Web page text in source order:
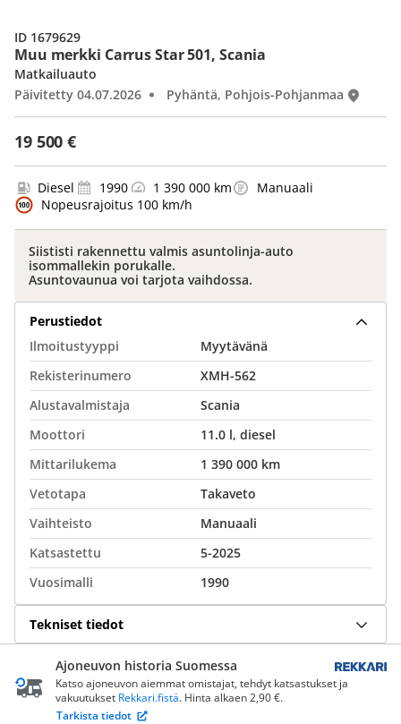
Muu merkki Carrus Star 501, Scania
19 500 €
Matkailuauto
Päivitetty 04.07.2026
Pyhäntä, Pohjois-Pohjanmaa
ID 1679629
Diesel 1990 1 390 000 km
Manuaali
Nopeusrajoitus 100 km/h
Siististi rakennettu valmis asuntolinja-auto
isommallekin porukalle.
Asuntovaunua voi tarjota vaihdossa.
Perustiedot
Ilmoitustyyppi
Myytävänä
Rekisterinumero
XMH-562
Alustavalmistaja
Scania
Moottori
11.0 l, diesel
Mittarilukema
1 390 000 km
Vetotapa
Takaveto
Vaihteisto
Manuaali
Katsastettu
5-2025
Vuosimalli
1990
Tekniset tiedot
Ajoneuvon historia Suomessa
Katso ajoneuvon aiemmat omistajat, tehdyt katsastukset ja
vakuutukset Rekkari.fistä. Hinta alkaen 2,90 €.
Tarkista tiedot